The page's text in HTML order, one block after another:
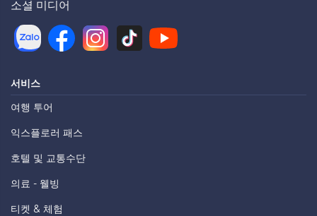
소셜 미디어
서비스
여행 투어
익스플로러 패스
호텔 및 교통수단
의료 - 웰빙
티켓 & 체험